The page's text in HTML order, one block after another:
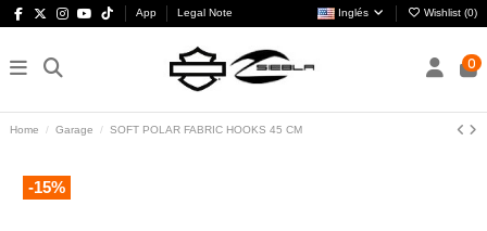
App Legal Note Inglés Wishlist (0)
0
Home Garage SOFT POLAR FABRIC HOOKS 45 CM
-15%